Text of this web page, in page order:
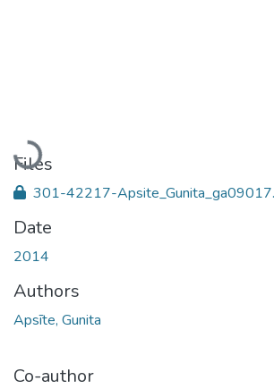
Loading...
Files
301-42217-
Date
2014
Authors
Apsīte, Gunita
Co-author